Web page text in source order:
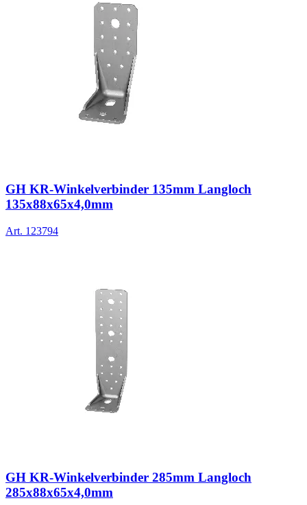
GH KR-Winkelverbinder 135mm Langloch
135x88x65x4,0mm
Art. 123794
GH KR-Winkelverbinder 285mm Langloch
285x88x65x4,0mm